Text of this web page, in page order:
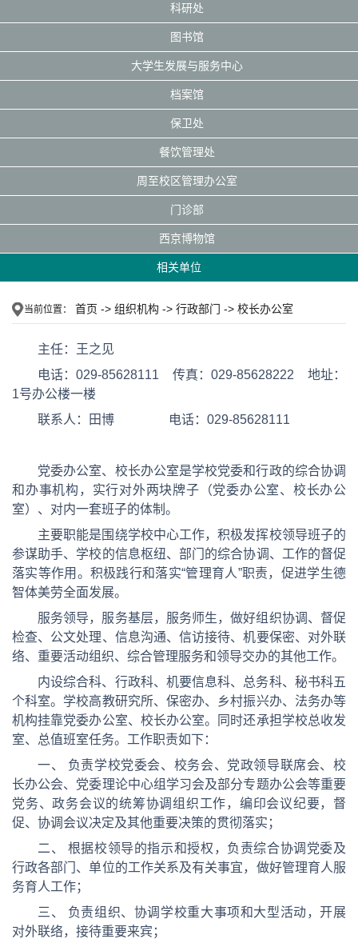
科研处
图书馆
大学生发展与服务中心
档案馆
保卫处
餐饮管理处
周至校区管理办公室
门诊部
西京博物馆
相关单位
当前位置： 首页 -> 组织机构 -> 行政部门 -> 校长办公室
主任：王之见
电话：029-85628111 传真：029-85628222 地址：
1号办公楼一楼
联系人：田博 电话：029-85628111
党委办公室、校长办公室是学校党委和行政的综合协调
和办事机构，实行对外两块牌子（党委办公室、校长办公
室）、对内一套班子的体制。
主要职能是围绕学校中心工作，积极发挥校领导班子的
参谋助手、学校的信息枢纽、部门的综合协调、工作的督促
落实等作用。积极践行和落实“管理育人”职责，促进学生德
智体美劳全面发展。
服务领导，服务基层，服务师生，做好组织协调、督促
检查、公文处理、信息沟通、信访接待、机要保密、对外联
络、重要活动组织、综合管理服务和领导交办的其他工作。
内设综合科、行政科、机要信息科、总务科、秘书科五
个科室。学校高教研究所、保密办、乡村振兴办、法务办等
机构挂靠党委办公室、校长办公室。同时还承担学校总收发
室、总值班室任务。工作职责如下：
一、 负责学校党委会、校务会、党政领导联席会、校
长办公会、党委理论中心组学习会及部分专题办公会等重要
党务、政务会议的统筹协调组织工作，编印会议纪要，督
促、协调会议决定及其他重要决策的贯彻落实；
二、 根据校领导的指示和授权，负责综合协调党委及
行政各部门、单位的工作关系及有关事宜，做好管理育人服
务育人工作；
三、 负责组织、协调学校重大事项和大型活动，开展
对外联络，接待重要来宾；